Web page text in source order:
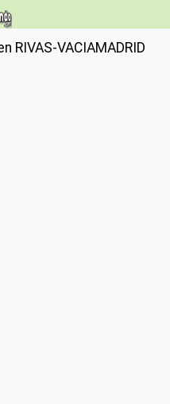
RIVAS-VACIAMADRID